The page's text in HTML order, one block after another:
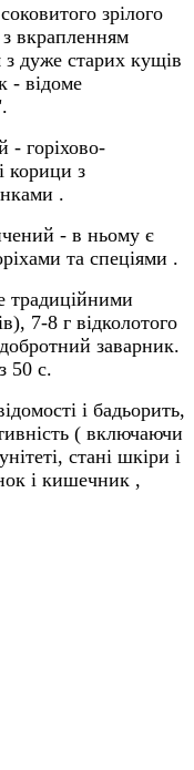
зрілого
вкрапленням
з дуже старих кущів
- відоме
- горіхово-
корици з
.
- в ньому є
та спеціями .
традиційними
7-8 г відколотого
заварник.
50 с.
і бадьорить,
( включаючи
стані шкіри і
і кишечник ,